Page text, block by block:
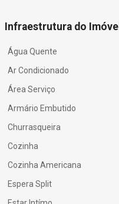
Infraestrutura do Imóvel
Água Quente
Ar Condicionado
Área Serviço
Armário Embutido
Churrasqueira
Cozinha
Cozinha Americana
Espera Split